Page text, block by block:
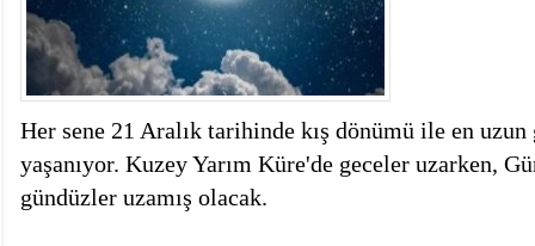
13:05
- Öter: Çiftçinin kullandığı mazot, gübre ve
13:03- Batman Üniversitesinin 2026 YKS kontenjanı
Her sene 21 Aralık tarihinde kış dönümü ile en uzun
yaşanıyor. Kuzey Yarım Küre'de geceler uzarken,
gündüzler uzamış olacak.